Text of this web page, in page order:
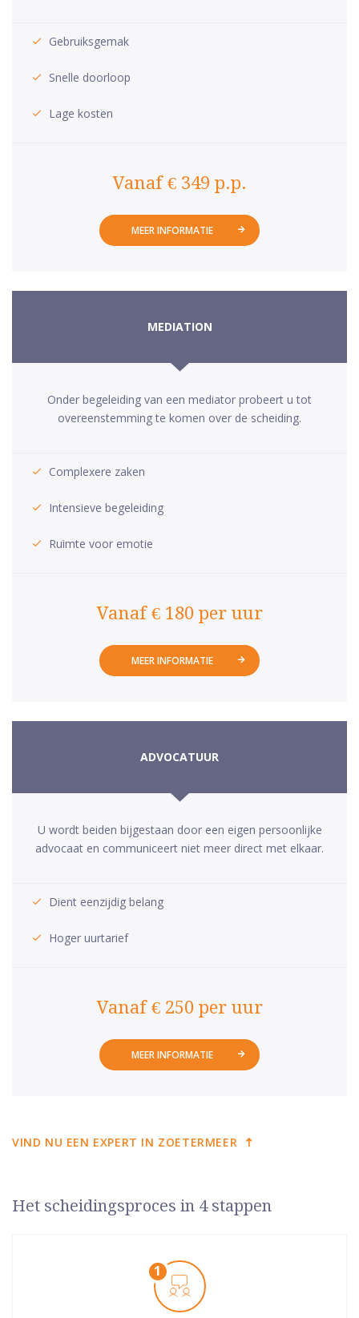
Gebruiksgemak
Snelle doorloop
Lage kosten
Vanaf € 349 p.p.
MEER INFORMATIE
MEDIATION
Onder begeleiding van een mediator probeert u tot
overeenstemming te komen over de scheiding.
Complexere zaken
Intensieve begeleiding
Ruimte voor emotie
Vanaf € 180 per uur
MEER INFORMATIE
ADVOCATUUR
U wordt beiden bijgestaan door een eigen persoonlijke
advocaat en communiceert niet meer direct met elkaar.
Dient eenzijdig belang
Hoger uurtarief
Vanaf € 250 per uur
MEER INFORMATIE
VIND NU EEN EXPERT IN ZOETERMEER
Het scheidingsproces in 4 stappen